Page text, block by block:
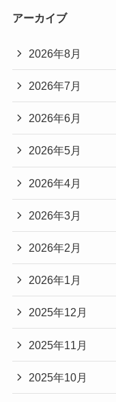
アーカイブ
2026年8月
2026年7月
2026年6月
2026年5月
2026年4月
2026年3月
2026年2月
2026年1月
2025年12月
2025年11月
2025年10月